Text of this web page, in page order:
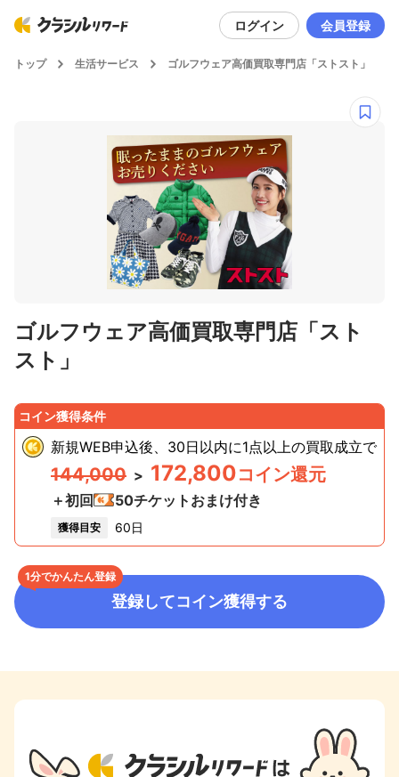
ログイン 会員登録
トップ 生活サービス ゴルフウェア高価買取専門店「ストスト」
ゴルフウェア高価買取専門店「スト
スト」
コイン獲得条件
新規WEB申込後、30日以内に1点以上の買取成立で
144,000 > 172,800コイン還元
＋初回 50チケットおまけ付き
獲得目安 60日
1分でかんたん登録
登録してコイン獲得する